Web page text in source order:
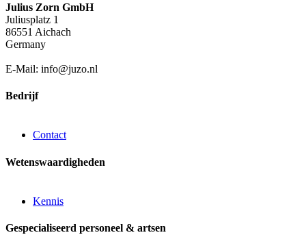
Julius Zorn GmbH
Juliusplatz 1
86551 Aichach
Germany
E-Mail: info@juzo.nl
Bedrijf
Contact
Wetenswaardigheden
Kennis
Gespecialiseerd personeel & artsen